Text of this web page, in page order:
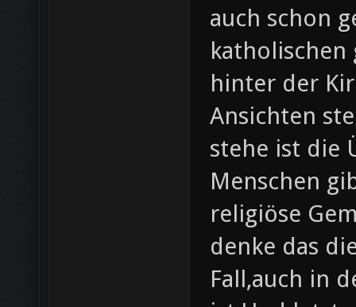
auch schon
katholischen
hinter der
Ansichten
stehe ist die
Menschen
religiöse
denke das
Fall,auch in